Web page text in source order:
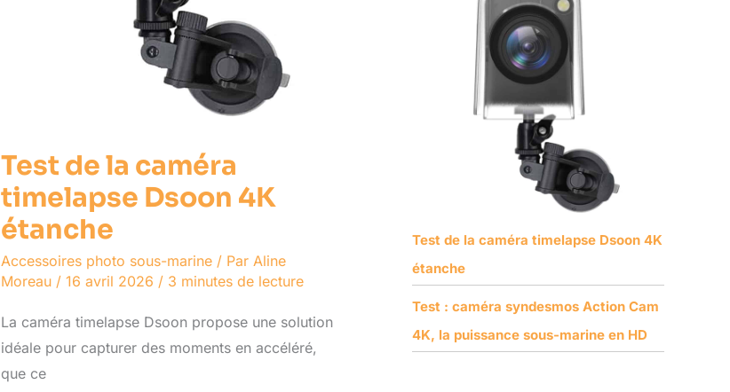
Test de la caméra
timelapse Dsoon 4K
étanche
Accessoires photo sous-marine / Par Aline
Moreau / 16 avril 2026 / 3 minutes de lecture
La caméra timelapse Dsoon propose une solution
idéale pour capturer des moments en accéléré,
que ce
Test de la caméra timelapse Dsoon 4K
étanche
Test : caméra syndesmos Action Cam
4K, la puissance sous-marine en HD